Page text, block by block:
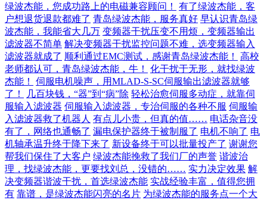
绿波杰能，您成功路上的电磁兼容顾问！
有了绿波杰能，客
户想退货退款都难了 青岛绿波杰能，服务真好 早认识青岛绿
波杰能，我能省大几万 变频器干扰压变不用烦，变频器输出
滤波器不简单 解决变频器干扰监控问题不难，选变频器输入
滤波器就成了 顺利通过EMC测试，感谢青岛绿波杰能！
高校
老师都认可，青岛绿波杰能，牛！
化干扰于无形，就找绿波
杰能！
伺服电机噪声，用MLAD-S-SC伺服输出滤波器就够
了！
几百块钱，“器”到“病”除 轻松治愈伺服多动症，就靠伺
服输入滤波器 伺服输入滤波器，专治伺服的各种不服 伺服输
入滤波器救了机器人 有点儿小贵，但真的值…… 电话杂音没
有了，网络也通畅了 漏电保护器终于被制服了 电机不响了 电
机轴承温升终于降下来了 新设备终于可以批量投产了 谢谢您
帮我们保住了大客户 绿波杰能挽救了我们厂的声誉 谐波治
理，找绿波杰能，更要找刘总，没错的…… 实力决定效果 解
决变频器谐波干扰，首选绿波杰能 实战经验丰富，值得您拥
有 靠谱，是绿波杰能闪亮的名片 为绿波杰能的服务点一个大